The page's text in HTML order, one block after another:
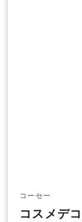
コーセー
コスメデ